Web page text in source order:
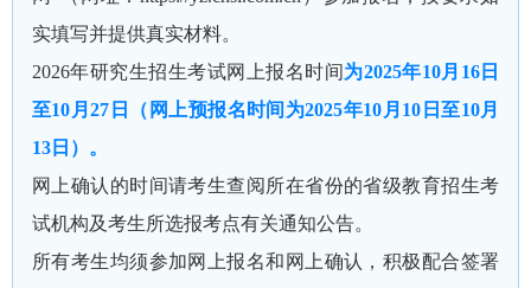
实填写并提供真实材料。
2026年研究生招生考试网上报名时间为2025年10月16日
至10月27日（网上预报名时间为2025年10月10日至10月
13日）。
网上确认的时间请考生查阅所在省份的省级教育招生考
试机构及考生所选报考点有关通知公告。
所有考生均须参加网上报名和网上确认，积极配合签署